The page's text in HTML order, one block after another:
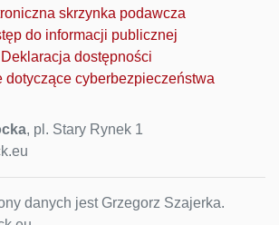
skrzynka podawcza
do informacji publicznej
Deklaracja dostępności
dotyczące cyberbezpieczeństwa
, pl. Stary Rynek 1
danych jest Grzegorz Szajerka.